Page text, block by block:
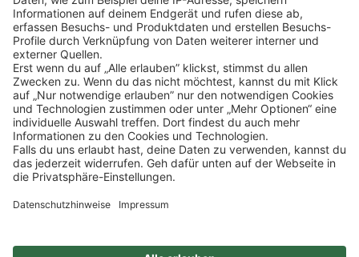
Klickehier, um alle offenen Jobs zu sehen.
Impressum Datenschutz
Privatsphäre-Einstellungen
FAQ
Veranstaltungen
Sitemap